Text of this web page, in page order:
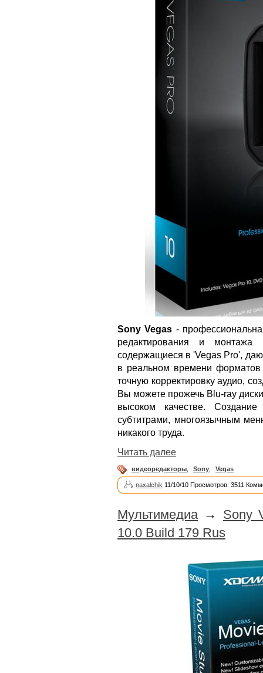
Sony Vegas -
редактирования и
содержащиеся в 'Vegas Pro',
в реальном времени
точную корректировку аудио,
Вы можете прожечь Blu-ray
высоком качестве.
субтитрами, многоязычным
никакого труда.
Читать далее
видеоредакторы Sony Vegas
naxalchik 11/10/10 Просмотров: 3511
Мультимедиа→ Sony
10.0 Build 179 Rus